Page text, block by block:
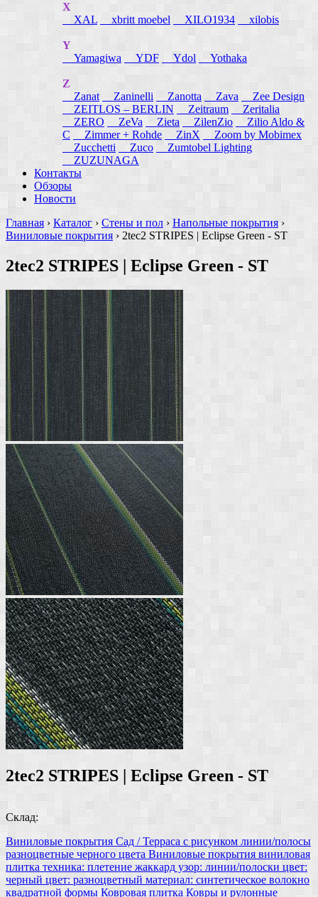
X
XAL
xbritt moebel XILO1934 xilobis
Y
Yamagiwa
YDF Ydol Yothaka
Z
Zanat
Zaninelli Zanotta Zava
Zee Design
ZEITLOS – BERLIN
Zeitraum
Zeritalia
ZERO
ZeVa Zieta ZilenZio
Zilio Aldo &
C
Zimmer + Rohde ZinX
Zoom by Mobimex
Zucchetti
Zuco
Zumtobel Lighting
ZUZUNAGA
Контакты
Обзоры
Новости
Главная › Каталог › Стены и пол › Напольные покрытия ›
Виниловые покрытия › 2tec2 STRIPES | Eclipse Green - ST
2tec2 STRIPES | Eclipse Green - ST
2tec2 STRIPES | Eclipse Green - ST
Склад:
Виниловые покрытия Сад / Терраса с рисунком линии/полосы
разноцветные черного цвета Виниловые покрытия виниловая
плитка техника: плетение жаккард узор: линии/полоски цвет:
черный цвет: разноцветный материал: синтетическое волокно
квадратной формы Ковровая плитка Ковры и рулонные